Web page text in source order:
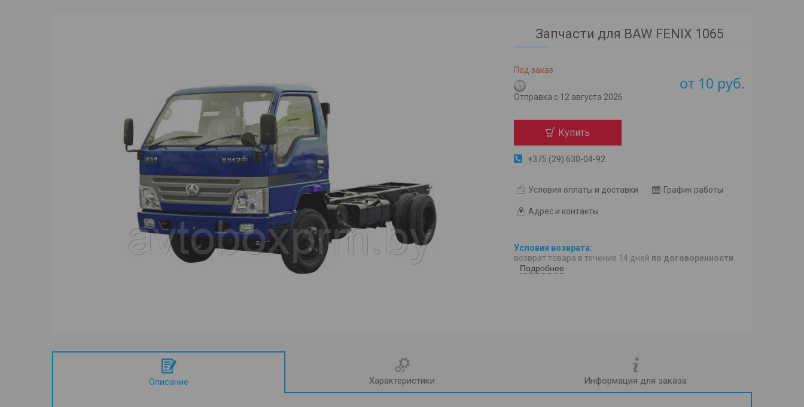
Запчасти для BAW FENIX 1065
Под заказ
Отправка с 12 августа 2026
от 10 руб.
Купить
+375 (29) 630-04-92
Условия оплаты и доставки График работы
Адрес и контакты
возврат товара в течение 14 дней по договоренности
Подробнее
Описание Характеристики Информация для заказа